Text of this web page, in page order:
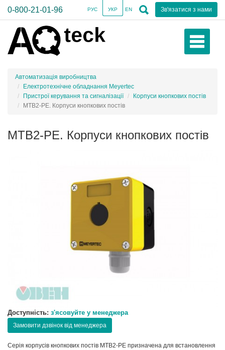
0-800-21-01-96 Зв'язатися з нами
РУС УКР EN
Автоматизація виробництва
Електротехнічне обладнання Meyertec
Пристрої керування та сигналізації
Корпуси кнопкових постів
MTB2-PE. Корпуси кнопкових постів
MTB2-PE. Корпуси кнопкових постів
Доступність: з'ясовуйте у менеджера
Замовити дзвінок від менеджера
Серія корпусів кнопкових постів MTB2-PE призначена для встановлення